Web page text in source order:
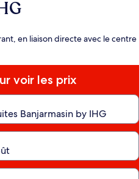
en liaison directe avec le centre
voir les prix